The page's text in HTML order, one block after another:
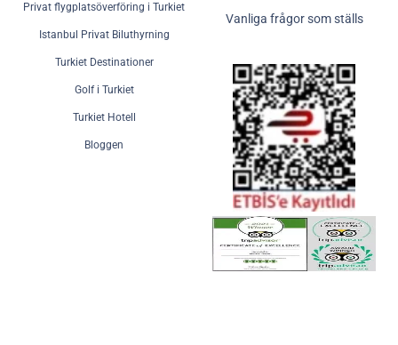
Privat flygplatsöverföring i Turkiet
Istanbul Privat Biluthyrning
Turkiet Destinationer
Golf i Turkiet
Turkiet Hotell
Bloggen
Vanliga frågor som ställs